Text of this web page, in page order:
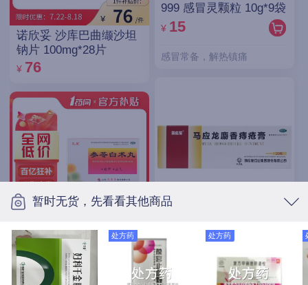
暂时无货，先看看其他商品
处方药 处方药
诺欣妥 沙库巴曲缬沙坦
钠片 100mg*28片
¥ 76
孔孟 参苓白术丸 6g*10
袋
¥ 8.9
999 感冒灵颗粒 10g*9袋
¥ 15
感冒常备，解热镇痛
马应龙 马应龙麝香痔疮
膏 20g/支
¥